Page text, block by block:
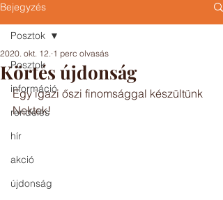
Bejegyzés
Posztok
információ
rendelés
hír
akció
újdonság
Posztok
Körtés újdonság
2020. okt. 12. 1 perc olvasás
Egy igazi őszi finomsággal készültünk
Nektek!